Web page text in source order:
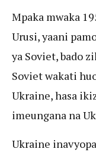
Mpaka mwaka
Urusi, yaani
ya Soviet, bado
Soviet wakati
Ukraine, hasa
imeungana na
Ukraine